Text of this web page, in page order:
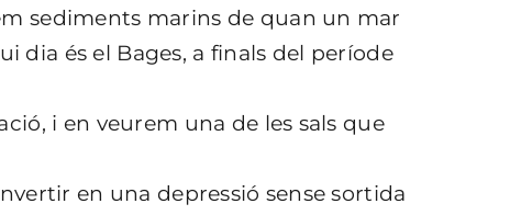
sediments marins de quan un mar
dia és el Bages, a finals del període
i en veurem una de les sals que
en una depressió sense sortida